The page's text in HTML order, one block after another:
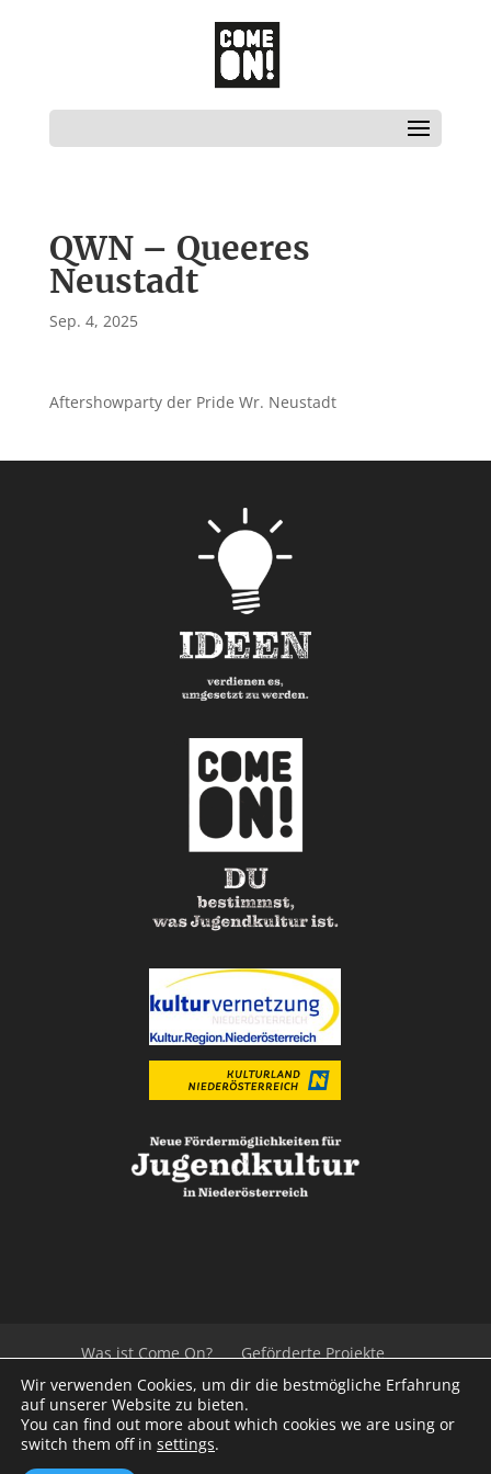
QWN – Queeres
Neustadt
Sep. 4, 2025
Aftershowparty der Pride Wr. Neustadt
Was ist Come On?
Geförderte Projekte
Der Beirat
Impressum/Datenschutz
Links
Presse
© 2020Kulturvernetzung Niederösterreich
Wir verwenden Cookies, um dir die bestmögliche Erfahrung
auf unserer Website zu bieten.
You can find out more about which cookies we are using or
switch them off in settings.